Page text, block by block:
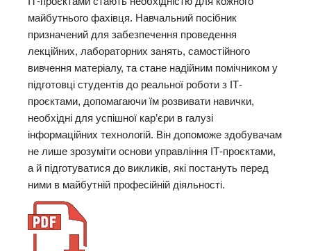
майбутнього фахівця. Навчальний посібник
призначений для забезпечення проведення
лекційних, лабораторних занять, самостійного
вивчення матеріалу, та стане надійним помічником у
підготовці студентів до реальної роботи з ІТ-
проєктами, допомагаючи їм розвивати навички,
необхідні для успішної кар’єри в галузі
інформаційних технологій. Він допоможе здобувачам
не лише зрозуміти основи управління ІТ-проєктами,
а й підготуватися до викликів, які постануть перед
ними в майбутній професійній діяльності.